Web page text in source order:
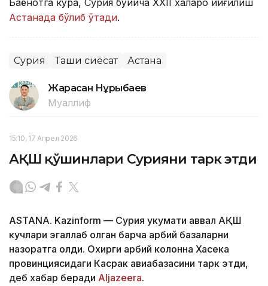
Баёнотга кўра, Сурия бўйича ХХІІ халқаро йиғилиш
Астанада бўлиб ўтади.
Сурия Ташқи сиёсат Астана
Жарасқан Нұрыбаев
Муаллиф
15:10, 17 Апрел 2026
АҚШ қўшинлари Сурияни тарк этди
ASTANА. Kazinform — Сурия ҳукумати аввал АҚШ
кучлари эгаллаб олган барча ҳарбий базаларни
назоратга олди. Охирги ҳарбий колонна Хасека
провинциясидаги Касрак авиабазасини тарк этди,
деб хабар беради Aljazeera.